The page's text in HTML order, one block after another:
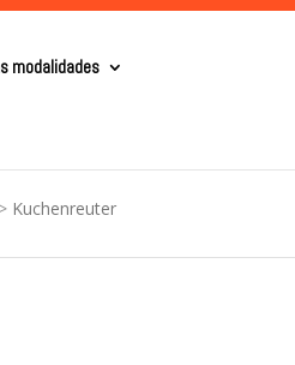
modalidades
> Kuchenreuter